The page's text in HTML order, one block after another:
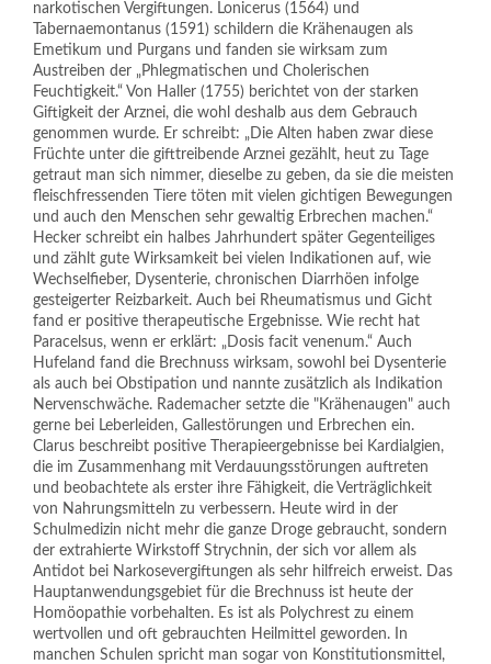
narkotischen Vergiftungen. Lonicerus (1564) und
Tabernaemontanus (1591) schildern die Krähenaugen als
Emetikum und Purgans und fanden sie wirksam zum
Austreiben der „Phlegmatischen und Cholerischen
Feuchtigkeit.“ Von Haller (1755) berichtet von der starken
Giftigkeit der Arznei, die wohl deshalb aus dem Gebrauch
genommen wurde. Er schreibt: „Die Alten haben zwar diese
Früchte unter die gifttreibende Arznei gezählt, heut zu Tage
getraut man sich nimmer, dieselbe zu geben, da sie die meisten
fleischfressenden Tiere töten mit vielen gichtigen Bewegungen
und auch den Menschen sehr gewaltig Erbrechen machen.“
Hecker schreibt ein halbes Jahrhundert später Gegenteiliges
und zählt gute Wirksamkeit bei vielen Indikationen auf, wie
Wechselfieber, Dysenterie, chronischen Diarrhöen infolge
gesteigerter Reizbarkeit. Auch bei Rheumatismus und Gicht
fand er positive therapeutische Ergebnisse. Wie recht hat
Paracelsus, wenn er erklärt: „Dosis facit venenum.“ Auch
Hufeland fand die Brechnuss wirksam, sowohl bei Dysenterie
als auch bei Obstipation und nannte zusätzlich als Indikation
Nervenschwäche. Rademacher setzte die "Krähenaugen" auch
gerne bei Leberleiden, Gallestörungen und Erbrechen ein.
Clarus beschreibt positive Therapieergebnisse bei Kardialgien,
die im Zusammenhang mit Verdauungsstörungen auftreten
und beobachtete als erster ihre Fähigkeit, die Verträglichkeit
von Nahrungsmitteln zu verbessern. Heute wird in der
Schulmedizin nicht mehr die ganze Droge gebraucht, sondern
der extrahierte Wirkstoff Strychnin, der sich vor allem als
Antidot bei Narkosevergiftungen als sehr hilfreich erweist. Das
Hauptanwendungsgebiet für die Brechnuss ist heute der
Homöopathie vorbehalten. Es ist als Polychrest zu einem
wertvollen und oft gebrauchten Heilmittel geworden. In
manchen Schulen spricht man sogar von Konstitutionsmittel,